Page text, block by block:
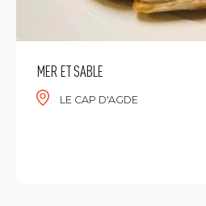
MER ET SABLE
LE CAP D'AGDE